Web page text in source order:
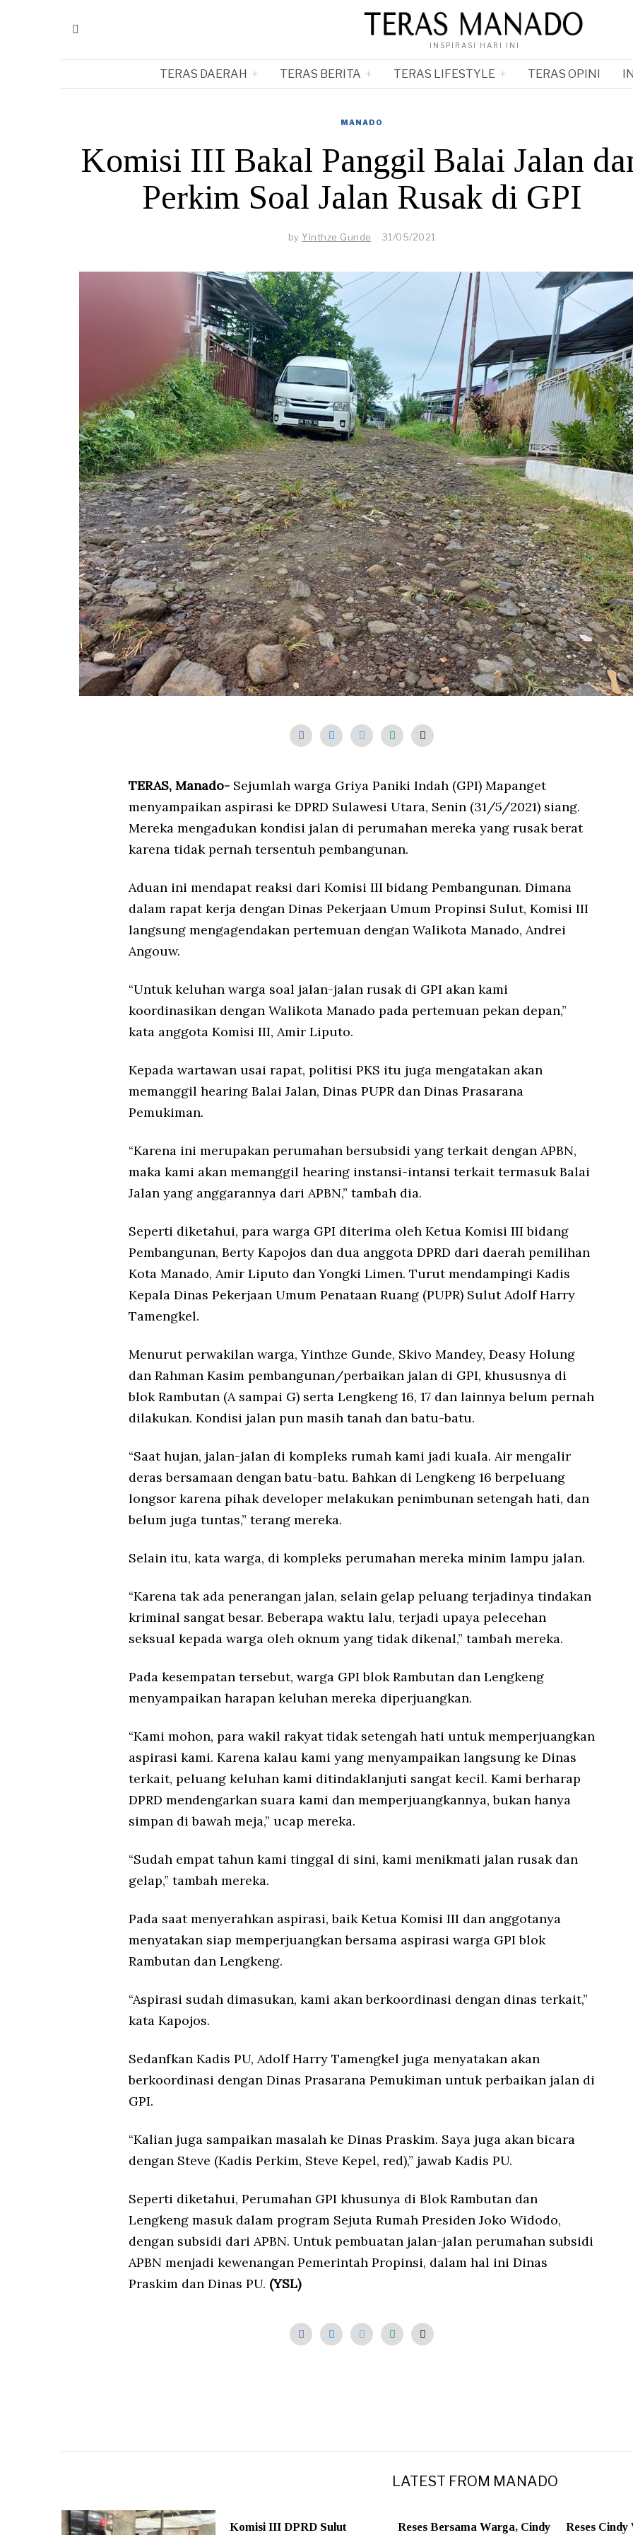
INSPIRASI HARI INI
TERAS DAERAH TERAS BERITA TERAS LIFESTYLE TERAS OPINI
MANADO
Komisi III Bakal Panggil Balai Jalan
Perkim Soal Jalan Rusak di GPI
by Yinthze Gunde 31/05/2021
TERAS, Manado- Sejumlah warga Griya Paniki Indah (GPI) Mapanget
menyampaikan aspirasi ke DPRD Sulawesi Utara, Senin (31/5/2021) siang.
Mereka mengadukan kondisi jalan di perumahan mereka yang rusak berat
karena tidak pernah tersentuh pembangunan.
Aduan ini mendapat reaksi dari Komisi III bidang Pembangunan. Dimana
dalam rapat kerja dengan Dinas Pekerjaan Umum Propinsi Sulut, Komisi III
langsung mengagendakan pertemuan dengan Walikota Manado, Andrei
Angouw.
“Untuk keluhan warga soal jalan-jalan rusak di GPI akan kami
koordinasikan dengan Walikota Manado pada pertemuan pekan depan,”
kata anggota Komisi III, Amir Liputo.
Kepada wartawan usai rapat, politisi PKS itu juga mengatakan akan
memanggil hearing Balai Jalan, Dinas PUPR dan Dinas Prasarana
Pemukiman.
“Karena ini merupakan perumahan bersubsidi yang terkait dengan APBN,
maka kami akan memanggil hearing instansi-intansi terkait termasuk Balai
Jalan yang anggarannya dari APBN,” tambah dia.
Seperti diketahui, para warga GPI diterima oleh Ketua Komisi III bidang
Pembangunan, Berty Kapojos dan dua anggota DPRD dari daerah pemilihan
Kota Manado, Amir Liputo dan Yongki Limen. Turut mendampingi Kadis
Kepala Dinas Pekerjaan Umum Penataan Ruang (PUPR) Sulut Adolf Harry
Tamengkel.
Menurut perwakilan warga, Yinthze Gunde, Skivo Mandey, Deasy Holung
dan Rahman Kasim pembangunan/perbaikan jalan di GPI, khususnya di
blok Rambutan (A sampai G) serta Lengkeng 16, 17 dan lainnya belum pernah
dilakukan. Kondisi jalan pun masih tanah dan batu-batu.
“Saat hujan, jalan-jalan di kompleks rumah kami jadi kuala. Air mengalir
deras bersamaan dengan batu-batu. Bahkan di Lengkeng 16 berpeluang
longsor karena pihak developer melakukan penimbunan setengah hati, dan
belum juga tuntas,” terang mereka.
Selain itu, kata warga, di kompleks perumahan mereka minim lampu jalan.
“Karena tak ada penerangan jalan, selain gelap peluang terjadinya tindakan
kriminal sangat besar. Beberapa waktu lalu, terjadi upaya pelecehan
seksual kepada warga oleh oknum yang tidak dikenal,” tambah mereka.
Pada kesempatan tersebut, warga GPI blok Rambutan dan Lengkeng
menyampaikan harapan keluhan mereka diperjuangkan.
“Kami mohon, para wakil rakyat tidak setengah hati untuk memperjuangkan
aspirasi kami. Karena kalau kami yang menyampaikan langsung ke Dinas
terkait, peluang keluhan kami ditindaklanjuti sangat kecil. Kami berharap
DPRD mendengarkan suara kami dan memperjuangkannya, bukan hanya
simpan di bawah meja,” ucap mereka.
“Sudah empat tahun kami tinggal di sini, kami menikmati jalan rusak dan
gelap,” tambah mereka.
Pada saat menyerahkan aspirasi, baik Ketua Komisi III dan anggotanya
menyatakan siap memperjuangkan bersama aspirasi warga GPI blok
Rambutan dan Lengkeng.
“Aspirasi sudah dimasukan, kami akan berkoordinasi dengan dinas terkait,”
kata Kapojos.
Sedanfkan Kadis PU, Adolf Harry Tamengkel juga menyatakan akan
berkoordinasi dengan Dinas Prasarana Pemukiman untuk perbaikan jalan di
GPI.
“Kalian juga sampaikan masalah ke Dinas Praskim. Saya juga akan bicara
dengan Steve (Kadis Perkim, Steve Kepel, red),” jawab Kadis PU.
Seperti diketahui, Perumahan GPI khusunya di Blok Rambutan dan
Lengkeng masuk dalam program Sejuta Rumah Presiden Joko Widodo,
dengan subsidi dari APBN. Untuk pembuatan jalan-jalan perumahan subsidi
APBN menjadi kewenangan Pemerintah Propinsi, dalam hal ini Dinas
Praskim dan Dinas PU. (YSL)
LATEST FROM MANADO
Komisi III DPRD Sulut
Reses Bersama Warga, Cindy
Reses